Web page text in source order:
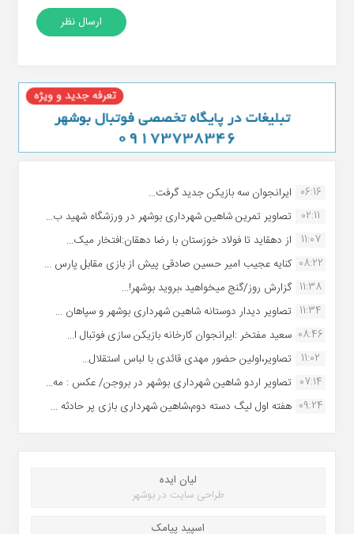
06:16 ایرانجوان سه بازیکن جدید گرفت...
02:11
تصاویر تمرین شاهین شهردارى بوشهر در ورزشگاه شهید ب...
11:07
از دهقاید تا فولاد خوزستان با رضا دهقان:افتخار میک...
08:22 کنایه عجیب امیر حسین صادقی پیش از بازی مقابل پارس ...
11:38 گزارش روز/گنج میخواهید ،بروید بوشهر!...
11:34 تصاویر دیدار دوستانه شاهین شهردارى بوشهر و سپاهان ...
08:46 سعید مفتخر :ایرانجوان کارخانه بازیکن سازی فوتبال ا...
11:02
تصاویر،اولین حضور مهدی قائدی با لباس استقلال...
07:14 تصاویر اردو شاهین شهرداری بوشهر در بروجن/ عکس : مه...
09:24 هفته اول لیگ دسته دوم،شاهین شهرداری بازی پر حادثه ...
لیان ایده
طراحی سایت در بوشهر
اسپید پیامک